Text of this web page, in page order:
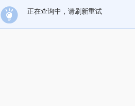
正在查询中，请刷新重试